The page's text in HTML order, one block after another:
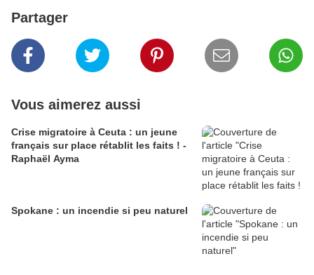
Partager
Vous aimerez aussi
Crise migratoire à Ceuta : un jeune
français sur place rétablit les faits ! -
Raphaël Ayma
Spokane : un incendie si peu naturel